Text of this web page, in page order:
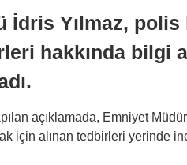
Yılmaz, polis
hakkında bilgi
açıklamada, Emniyet
için alınan tedbirleri yerinde